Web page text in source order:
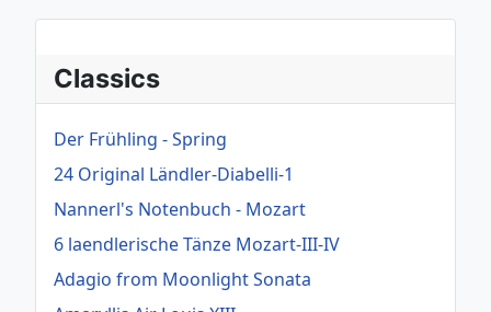
Classics
Der Frühling - Spring
24 Original Ländler-Diabelli-1
Nannerl's Notenbuch - Mozart
6 laendlerische Tänze Mozart-III-IV
Adagio from Moonlight Sonata